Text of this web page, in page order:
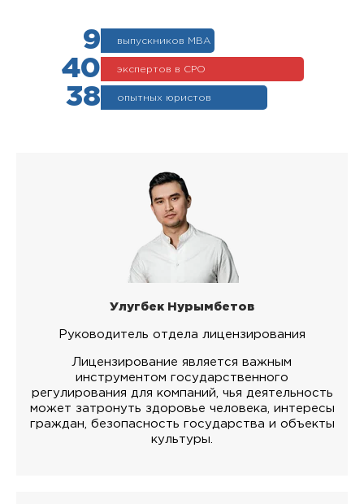
9 выпускников МВА
40 экспертов в СРО
38 опытных юристов
Улугбек Нурымбетов
Руководитель отдела лицензирования
Лицензирование является важным
инструментом государственного
регулирования для компаний, чья деятельность
может затронуть здоровье человека, интересы
граждан, безопасность государства и объекты
культуры.